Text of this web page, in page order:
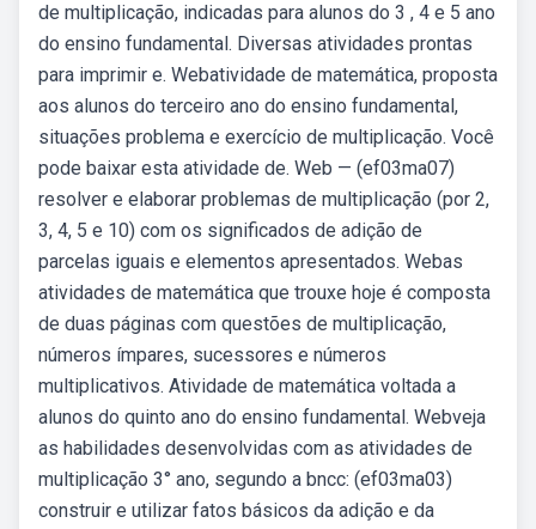
de multiplicação, indicadas para alunos do 3 , 4 e 5 ano
do ensino fundamental. Diversas atividades prontas
para imprimir e. Webatividade de matemática, proposta
aos alunos do terceiro ano do ensino fundamental,
situações problema e exercício de multiplicação. Você
pode baixar esta atividade de. Web — (ef03ma07)
resolver e elaborar problemas de multiplicação (por 2,
3, 4, 5 e 10) com os significados de adição de
parcelas iguais e elementos apresentados. Webas
atividades de matemática que trouxe hoje é composta
de duas páginas com questões de multiplicação,
números ímpares, sucessores e números
multiplicativos. Atividade de matemática voltada a
alunos do quinto ano do ensino fundamental. Webveja
as habilidades desenvolvidas com as atividades de
multiplicação 3° ano, segundo a bncc: (ef03ma03)
construir e utilizar fatos básicos da adição e da